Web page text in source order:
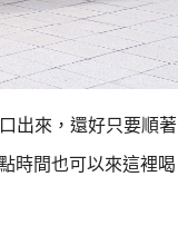
出來，還好只要順著
時間也可以來這裡喝